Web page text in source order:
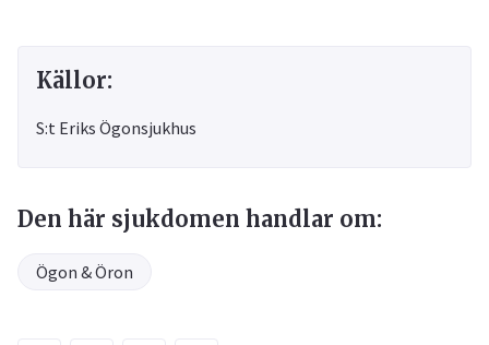
Källor:
S:t Eriks Ögonsjukhus
Den här sjukdomen handlar om:
Ögon & Öron